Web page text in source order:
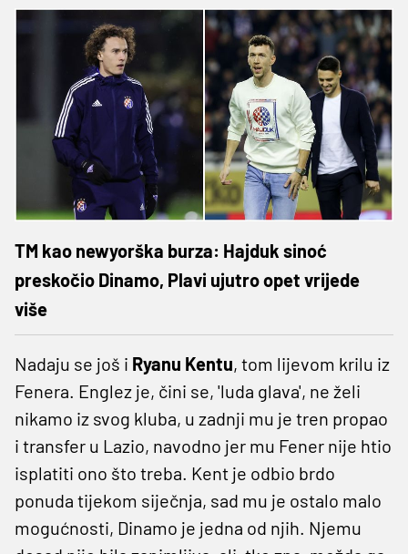
TM kao newyorška burza: Hajduk sinoć
preskočio Dinamo, Plavi ujutro opet vrijede
više
Nadaju se još i Ryanu Kentu, tom lijevom krilu iz
Fenera. Englez je, čini se, 'luda glava', ne želi
nikamo iz svog kluba, u zadnji mu je tren propao
i transfer u Lazio, navodno jer mu Fener nije htio
isplatiti ono što treba. Kent je odbio brdo
ponuda tijekom siječnja, sad mu je ostalo malo
mogućnosti, Dinamo je jedna od njih. Njemu